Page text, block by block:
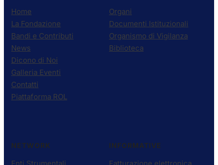
Home
La Fondazione
Bandi e Contributi
News
Dicono di Noi
Galleria Eventi
Contatti
Piattaforma ROL
Organi
Documenti Istituzionali
Organismo di Vigilanza
Biblioteca
NETWORK
Enti Strumentali
INFORMATIVE
Fatturazione elettronica